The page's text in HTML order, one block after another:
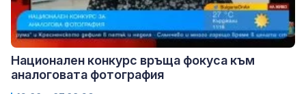
Национален конкурс връща фокуса към
аналоговата фотография